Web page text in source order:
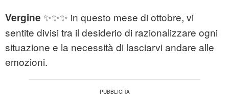
Vergine ✨✨✨ in questo mese di ottobre, vi
sentite divisi tra il desiderio di razionalizzare ogni
situazione e la necessità di lasciarvi andare alle
emozioni.